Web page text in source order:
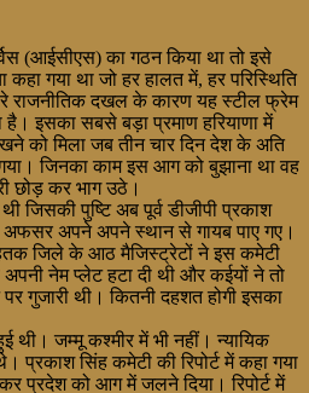
(आईसीएस) का गठन किया था तो इसे
कहा गया था जो हर हालत में, हर परिस्थिति
राजनीतिक दखल के कारण यह स्टील फ्रेम
है। इसका सबसे बड़ा प्रमाण हरियाणा में
को मिला जब तीन चार दिन देश के अति
जिनका काम इस आग को बुझाना था वह
छोड़ कर भाग उठे।
जिसकी पुष्टि अब पूर्व डीजीपी प्रकाश
अफसर अपने अपने स्थान से गायब पाए गए।
जिले के आठ मैजिस्ट्रेटों ने इस कमेटी
नेम प्लेट हटा दी थी और कईयों ने तो
पर गुजारी थी। कितनी दहशत होगी इसका
थी। जम्मू कश्मीर में भी नहीं। न्यायिक
प्रकाश सिंह कमेटी की रिपोर्ट में कहा गया
प्रदेश को आग में जलने दिया। रिपोर्ट में